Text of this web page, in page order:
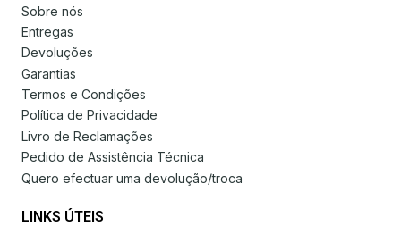
Sobre nós
Entregas
Devoluções
Garantias
Termos e Condições
Política de Privacidade
Livro de Reclamações
Pedido de Assistência Técnica
Quero efectuar uma devolução/troca
LINKS ÚTEIS